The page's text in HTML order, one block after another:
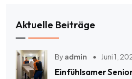
Aktuelle Beiträge
By admin Juni 1,
Einfühlsamer